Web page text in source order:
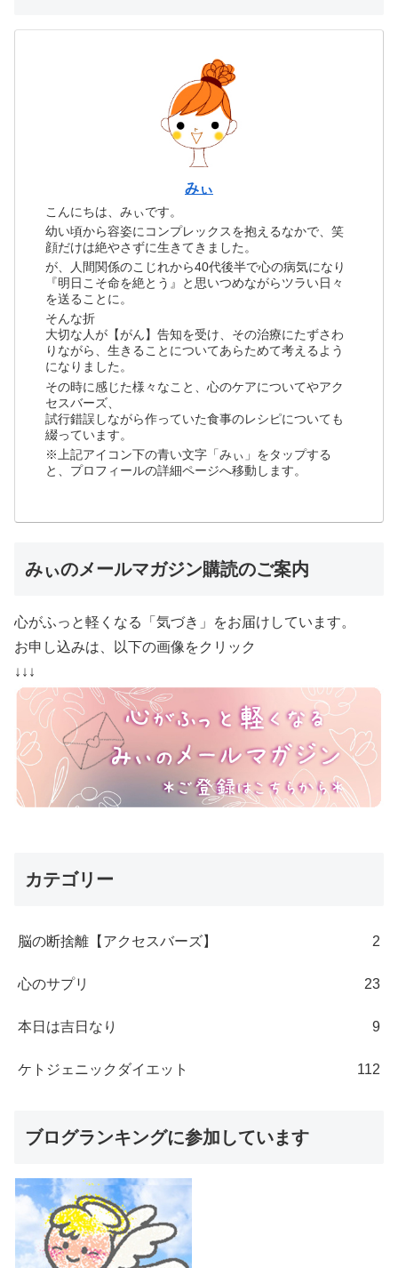
みぃ
こんにちは、みぃです。
幼い頃から容姿にコンプレックスを抱えるなかで、笑
顔だけは絶やさずに生きてきました。
が、人間関係のこじれから40代後半で心の病気になり
『明日こそ命を絶とう』と思いつめながらツラい日々
を送ることに。
そんな折
大切な人が【がん】告知を受け、その治療にたずさわ
りながら、生きることについてあらためて考えるよう
になりました。
その時に感じた様々なこと、心のケアについてやアク
セスバーズ、
試行錯誤しながら作っていた食事のレシピについても
綴っています。
※上記アイコン下の青い文字「みぃ」をタップする
と、プロフィールの詳細ページへ移動します。
みぃのメールマガジン購読のご案内
心がふっと軽くなる「気づき」をお届けしています。
お申し込みは、以下の画像をクリック
↓↓↓
カテゴリー
脳の断捨離【アクセスバーズ】 2
心のサプリ 23
本日は吉日なり 9
ケトジェニックダイエット 112
ブログランキングに参加しています